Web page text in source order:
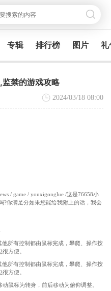
专辑 排行榜 图片 礼
禁的游戏攻略
2024/03/18 08:00
/ game / youxigonglue /这是76658小
?你满足分如果您能给我附上的话，我会
他所有控制都由鼠标完成，攀爬、操作按
方便。
他所有控制都由鼠标完成，攀爬、操作按
方便。
鼠标为转身，前后移动为俯仰调整。